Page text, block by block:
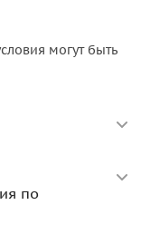
«Сказочное
с фабрикой
могут быть
по